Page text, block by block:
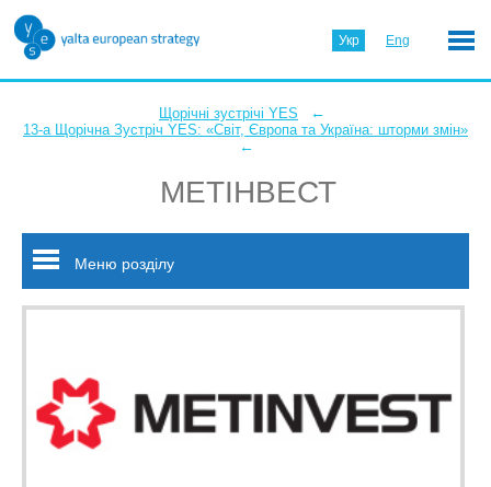
Укр Eng
Щорічні зустрічі YES ←
13-а Щорічна Зустріч YES: «Світ, Європа та Україна: шторми змін»
←
МЕТІНВЕСТ
Меню розділу